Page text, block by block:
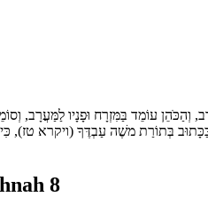
וְהַכֹּהֵן עוֹמֵד בַּמִּזְרָח וּפָנָיו
בְּתוֹרַת משֶׁה עַבְדֶּךָ (ויקרא טז),
8